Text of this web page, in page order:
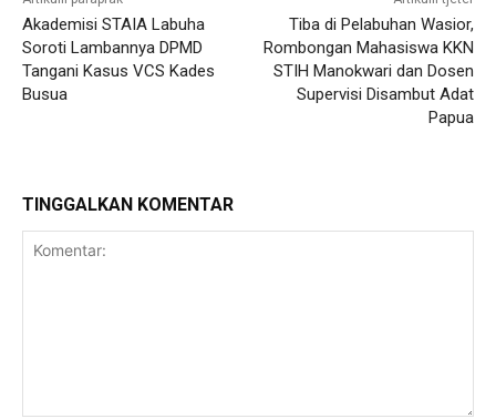
Akademisi STAIA Labuha
Soroti Lambannya DPMD
Tangani Kasus VCS Kades
Busua
Tiba di Pelabuhan Wasior,
Rombongan Mahasiswa KKN
STIH Manokwari dan Dosen
Supervisi Disambut Adat
Papua
TINGGALKAN KOMENTAR